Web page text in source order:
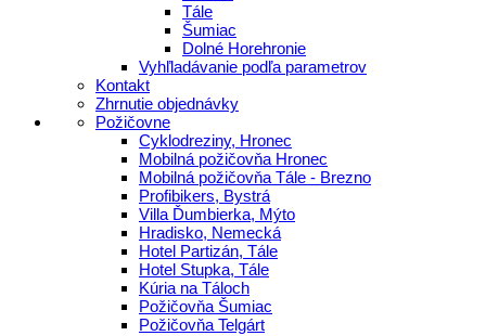
Tále
Šumiac
Dolné Horehronie
Vyhľladávanie podľa parametrov
Kontakt
Zhrnutie objednávky
Požičovne
Cyklodreziny, Hronec
Mobilná požičovňa Hronec
Mobilná požičovňa Tále - Brezno
Profibikers, Bystrá
Villa Ďumbierka, Mýto
Hradisko, Nemecká
Hotel Partizán, Tále
Hotel Stupka, Tále
Kúria na Táloch
Požičovňa Šumiac
Požičovňa Telgárt